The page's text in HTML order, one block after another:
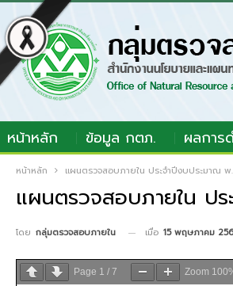
หน้าหลัก ข้อมูล กตภ. ผลการ
หน้าหลัก แผนตรวจสอบภายใน ประจำปีงบประมาณ พ
แผนตรวจสอบภายใน ป
โดย กลุ่มตรวจสอบภายใน เมื่อ 15 พฤษภาคม
Page 1 / 7 Zoom